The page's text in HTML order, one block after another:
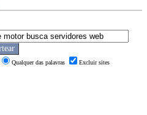
Qualquer das palavras
Excluir sites